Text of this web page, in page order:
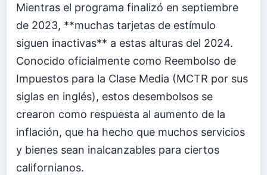
Mientras el programa finalizó en septiembre
de 2023, **muchas tarjetas de estímulo
siguen inactivas** a estas alturas del 2024.
Conocido oficialmente como Reembolso de
Impuestos para la Clase Media (MCTR por sus
siglas en inglés), estos desembolsos se
crearon como respuesta al aumento de la
inflación, que ha hecho que muchos servicios
y bienes sean inalcanzables para ciertos
californianos.